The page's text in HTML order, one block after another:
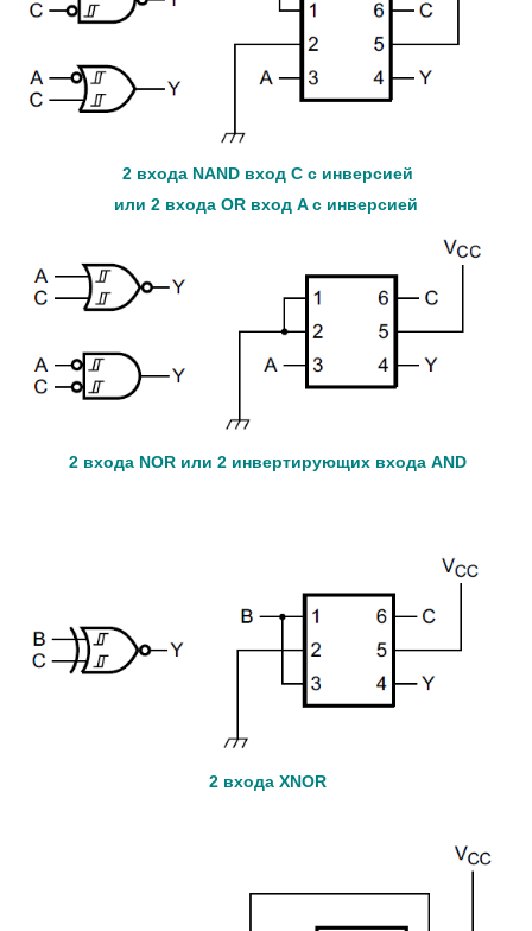
2 входа NAND вход С с инверсией
или 2 входа OR вход A с инверсией
2 входа NOR или 2 инвертирующих входа AND
2 входа XNOR